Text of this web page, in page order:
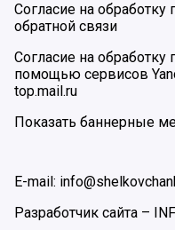
Согласие на
обратной связи
Согласие на
помощью сервисов
top.mail.ru
Показать баннерные
E-mail:
Разработчик сайта –